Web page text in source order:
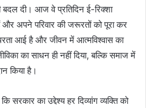
दी। आज वे प्रतिदिन ई-रिक्शा
अपने परिवार की जरूरतों को पूरा कर
आई है और जीवन में आत्मविश्वास का
का साधन ही नहीं दिया, बल्कि समाज में
किया है।
सरकार का उद्देश्य हर दिव्यांग व्यक्ति को